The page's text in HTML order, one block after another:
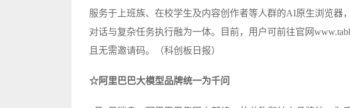
服务于上班族、在校学生及内容创作者等人群的AI原生浏览器
对话与复杂任务执行融为一体。目前，用户可前往官网
且无需邀请码。（科创板日报）
☆阿里巴巴大模型品牌统一为千问